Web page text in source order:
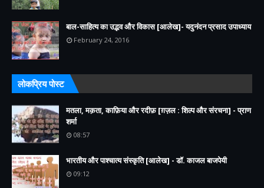
बाल-साहित्य का उद्भव और विकास [आलेख]- यदुनंदन प्रसाद उपाध्याय
February 24, 2016
लोकप्रिय पोस्ट
मतला, मक़ता, काफ़िया और रदीफ़ [ग़ज़ल : शिल्प और संरचना] - प्राण
शर्मा
08:57
भारतीय और पाश्चात्य संस्कृति [आलेख] - डॉ. काजल बाजपेयी
09:12